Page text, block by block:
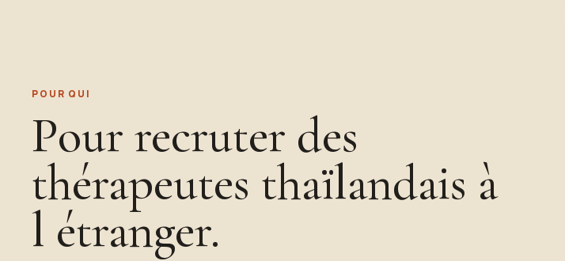
POUR QUI
Pour recruter des
thérapeutes thaïlandais à
l étranger.